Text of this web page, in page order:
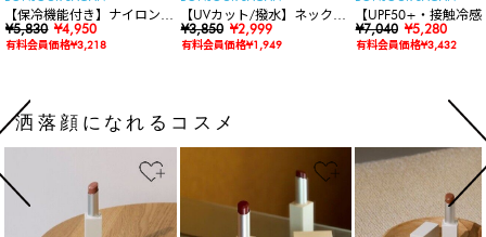
【保冷機能付き】ナイロンシ
ョルダーバッグ
¥5,830 ¥4,950
有料会員価格¥3,218
【UVカット/撥水】ネックカ
バー付きワイドリムハット
¥3,850 ¥2,999
有料会員価格¥1,949
【UPF50+・接触冷感
水】【水陸両用】ラ
ードロンパース
¥7,040 ¥5,280
有料会員価格¥3,432
洒落顔になれるコスメ